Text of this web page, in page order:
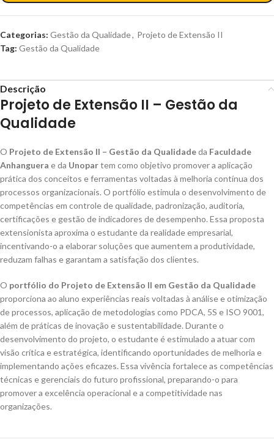
Categorias: Gestão da Qualidade, Projeto de Extensão II
Tag: Gestão da Qualidade
Descrição
Projeto de Extensão II – Gestão da
Qualidade
O Projeto de Extensão II – Gestão da Qualidadeda Faculdade
Anhanguera e da Unopartem como objetivo promover a aplicação
prática dos conceitos e ferramentas voltadas à melhoria contínua dos
processos organizacionais. O portfólio estimula o desenvolvimento de
competências em controle de qualidade, padronização, auditoria,
certificações e gestão de indicadores de desempenho. Essa proposta
extensionista aproxima o estudante da realidade empresarial,
incentivando-o a elaborar soluções que aumentem a produtividade,
reduzam falhas e garantam a satisfação dos clientes.
O portfólio do Projeto de Extensão II em Gestão da Qualidade
proporciona ao aluno experiências reais voltadas à análise e otimização
de processos, aplicação de metodologias como PDCA, 5S e ISO 9001,
além de práticas de inovação e sustentabilidade. Durante o
desenvolvimento do projeto, o estudante é estimulado a atuar com
visão crítica e estratégica, identificando oportunidades de melhoria e
implementando ações eficazes. Essa vivência fortalece as competências
técnicas e gerenciais do futuro profissional, preparando-o para
promover a excelência operacional e a competitividade nas
organizações.